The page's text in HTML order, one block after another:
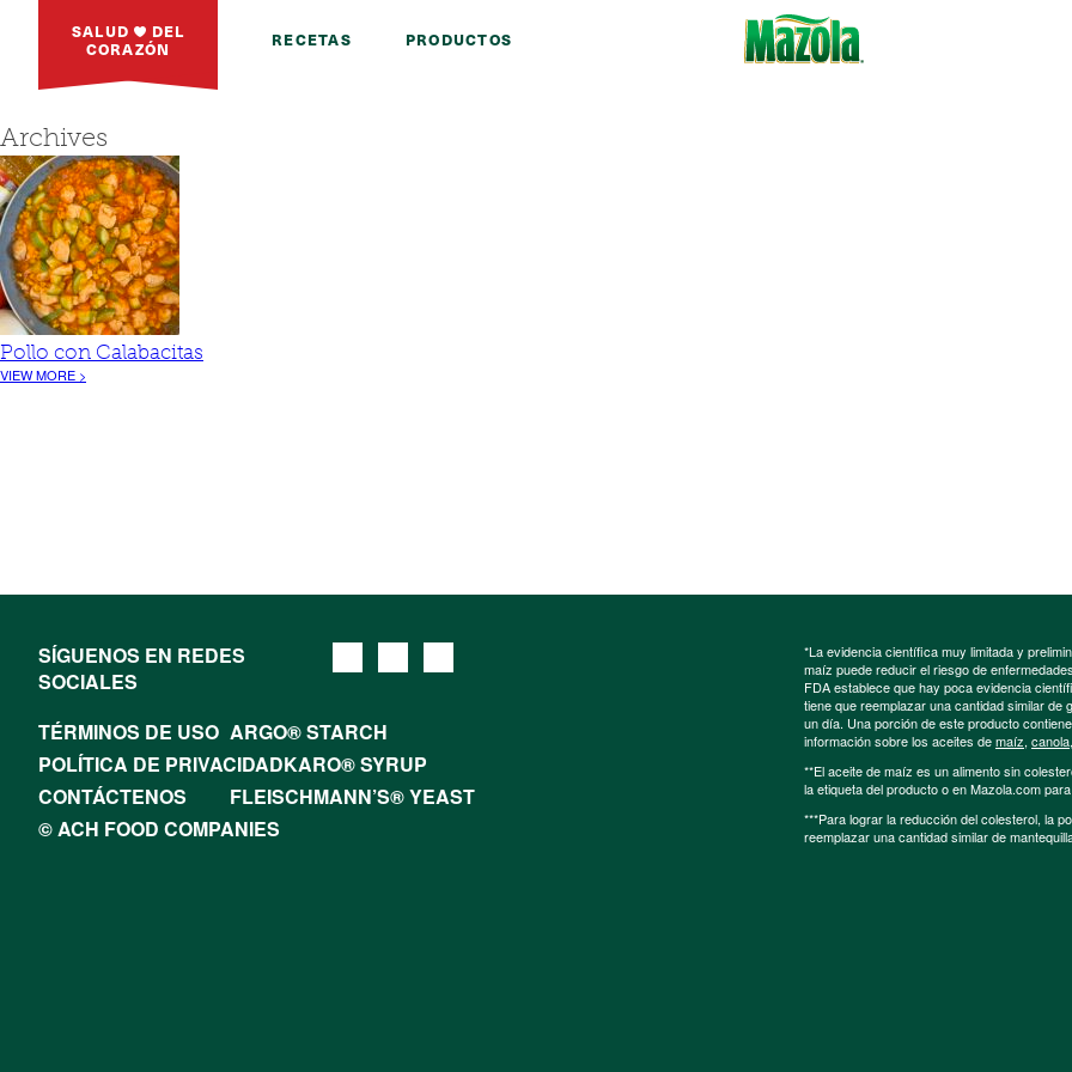
SALUD DEL
CORAZÓN RECETAS PRODUCTOS
Archives
Pollo con Calabacitas
VIEW MORE >
SÍGUENOS EN REDES
SOCIALES
TÉRMINOS DE USO ARGO® STARCH
POLÍTICA DE PRIVACIDADKARO® SYRUP
CONTÁCTENOS
FLEISCHMANN’S® YEAST
© ACH FOOD COMPANIES
*La evidencia científica muy limitada y
maíz puede reducir el riesgo de
FDA establece que hay poca evidencia
tiene que reemplazar una cantidad similar
un día. Una porción de este producto
información sobre los aceites demaíz, canola,
**El aceite de maíz es un alimento sin
la etiqueta del producto o en Mazola.com
***Para lograr la reducción del colesterol, la
reemplazar una cantidad similar de